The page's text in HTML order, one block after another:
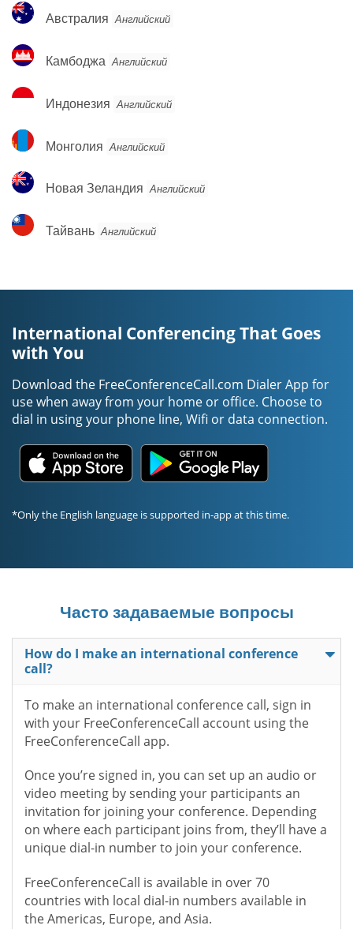
Австралия
Австралия Английский
Камбоджа
Камбоджа Английский
Индонезия
Индонезия Английский
Монголия
Монголия Английский
Новая
Зеландия
Новая Зеландия Английский
Тайвань
Тайвань Английский
International Conferencing That Goes
with You
Download the FreeConferenceCall.com Dialer App for
use when away from your home or office. Choose to
dial in using your phone line, Wifi or data connection.
*Only the English language is supported in-app at this time.
Часто задаваемые вопросы
How do I make an international conference
call?
To make an international conference call, sign in
with your FreeConferenceCall account using the
FreeConferenceCall app.
Once you’re signed in, you can set up an audio or
video meeting by sending your participants an
invitation for joining your conference. Depending
on where each participant joins from, they’ll have a
unique dial-in number to join your conference.
FreeConferenceCall is available in over 70
countries with local dial-in numbers available in
the Americas, Europe, and Asia.